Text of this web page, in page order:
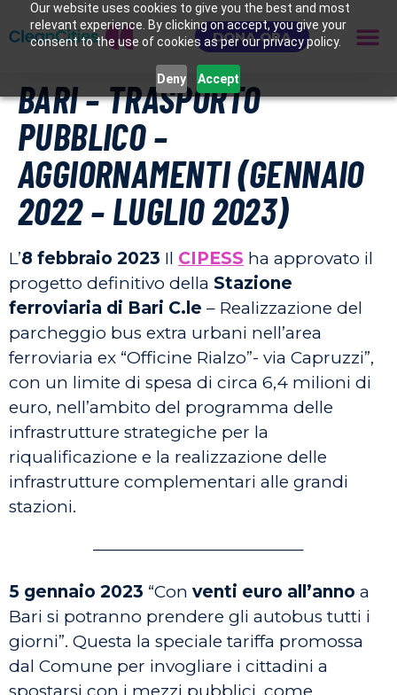
Our website uses cookies to give you the best and most
relevant experience. By clicking on accept, you give your
consent to the use of cookies as per our privacy policy.
Deny Accept
DONA ORA
BARI – TRASPORTO
PUBBLICO –
AGGIORNAMENTI (GENNAIO
2022 – LUGLIO 2023)
L’8 febbraio 2023 Il CIPESS ha approvato il
progetto definitivo della Stazione
ferroviaria di Bari C.le – Realizzazione del
parcheggio bus extra urbani nell’area
ferroviaria ex “Officine Rialzo”- via Capruzzi”,
con un limite di spesa di circa 6,4 milioni di
euro, nell’ambito del programma delle
infrastrutture strategiche per la
riqualificazione e la realizzazione delle
infrastrutture complementari alle grandi
stazioni.
————————————–
5 gennaio 2023 “Con venti euro all’anno a
Bari si potranno prendere gli autobus tutti i
giorni”. Questa la speciale tariffa promossa
dal Comune per invogliare i cittadini a